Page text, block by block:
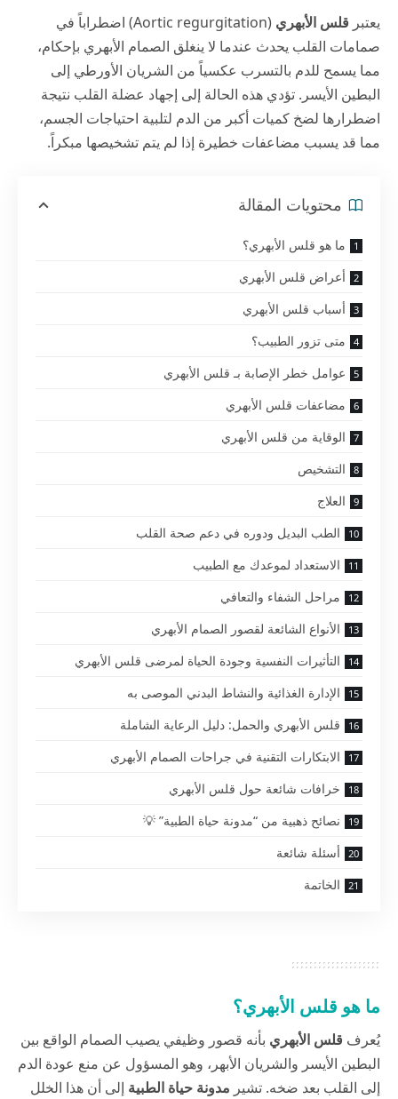
يعتبر قلس الأبهري
(Aortic regurgitation) اضطراباً في
صمامات القلب يحدث عندما لا ينغلق الصمام الأبهري بإحكام،
مما يسمح للدم بالتسرب عكسياً من الشريان الأورطي إلى
البطين الأيسر. تؤدي هذه الحالة إلى إجهاد عضلة القلب نتيجة
اضطرارها لضخ كميات أكبر من الدم لتلبية احتياجات الجسم،
مما قد يسبب مضاعفات خطيرة إذا لم يتم تشخيصها مبكراً.
محتويات المقالة
ما هو قلس الأبهري؟
أعراض قلس الأبهري
أسباب قلس الأبهري
متى تزور الطبيب؟
عوامل خطر الإصابة بـ قلس الأبهري
مضاعفات قلس الأبهري
الوقاية من قلس الأبهري
التشخيص
العلاج
الطب البديل ودوره في دعم صحة القلب
الاستعداد لموعدك مع الطبيب
مراحل الشفاء والتعافي
الأنواع الشائعة لقصور الصمام الأبهري
التأثيرات النفسية وجودة الحياة لمرضى قلس الأبهري
الإدارة الغذائية والنشاط البدني الموصى به
قلس الأبهري والحمل: دليل الرعاية الشاملة
الابتكارات التقنية في جراحات الصمام الأبهري
خرافات شائعة حول قلس الأبهري
نصائح ذهبية من “مدونة حياة الطبية” 💡
أسئلة شائعة
الخاتمة
ما هو قلس الأبهري؟
يُعرف قلس الأبهري بأنه قصور وظيفي يصيب الصمام الواقع بين
البطين الأيسر والشريان الأبهر، وهو المسؤول عن منع عودة الدم
إلى القلب بعد ضخه. تشير مدونة حياة الطبية إلى أن هذا الخلل